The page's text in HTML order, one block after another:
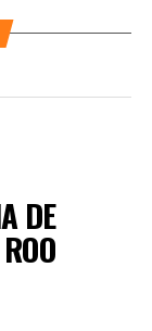
DE